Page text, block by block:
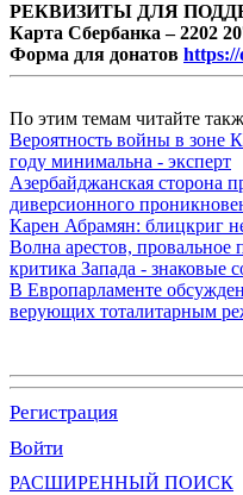
РЕКВИЗИТЫ ДЛЯ
Карта Сбербанка – 2202
Форма для донатов
По этим темам читайте
Вероятность войны в зоне
году минимальна - эксперт
Азербайджанская сторона
диверсионного
Карен Абрамян: блицкриг
Волна арестов, провальное
критика Запада - знаковые
В Европарламенте
верующих тоталитарным
Регистрация
Войти
РАСШИРЕННЫЙ ПОИСК